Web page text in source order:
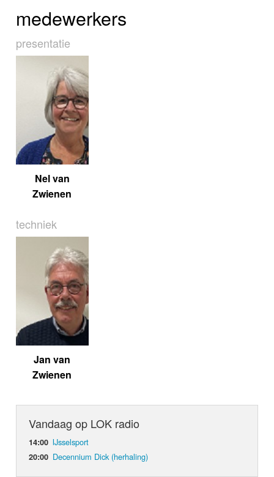
medewerkers
presentatie
Nel van
Zwienen
techniek
Jan van
Zwienen
Vandaag op LOK radio
14:00 IJsselsport
20:00 Decennium Dick (herhaling)